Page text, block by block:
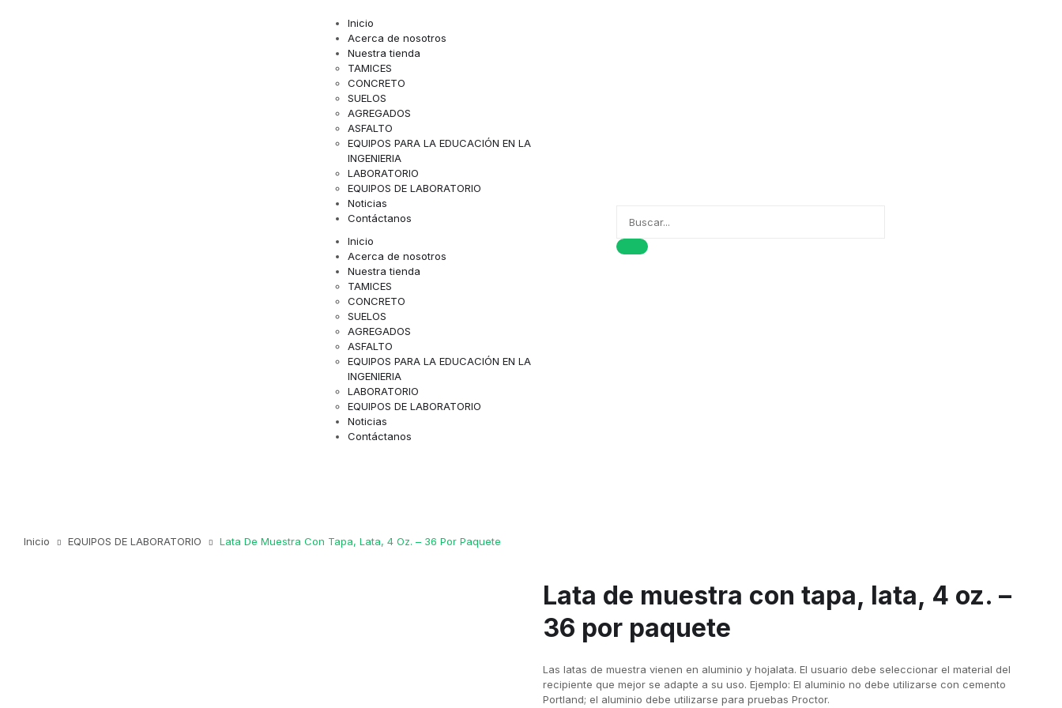
Inicio
Acerca de nosotros
Nuestra tienda
TAMICES
CONCRETO
SUELOS
AGREGADOS
ASFALTO
EQUIPOS PARA LA EDUCACIÓN EN LA
INGENIERIA
LABORATORIO
EQUIPOS DE LABORATORIO
Noticias
Contáctanos
Inicio
Acerca de nosotros
Nuestra tienda
TAMICES
CONCRETO
SUELOS
AGREGADOS
ASFALTO
EQUIPOS PARA LA EDUCACIÓN EN LA
INGENIERIA
LABORATORIO
EQUIPOS DE LABORATORIO
Noticias
Contáctanos
Inicio EQUIPOS DE LABORATORIO Lata De Muestra Con Tapa, Lata, 4 Oz. – 36 Por Paquete
Lata de muestra con tapa, lata, 4 oz. –
36 por paquete
Las latas de muestra vienen en aluminio y hojalata. El usuario debe seleccionar el material del
recipiente que mejor se adapte a su uso. Ejemplo: El aluminio no debe utilizarse con cemento
Portland; el aluminio debe utilizarse para pruebas Proctor.